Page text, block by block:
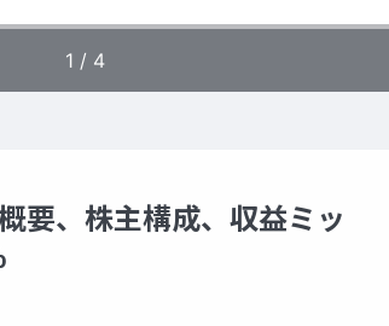
要、株主構成、収益ミッ